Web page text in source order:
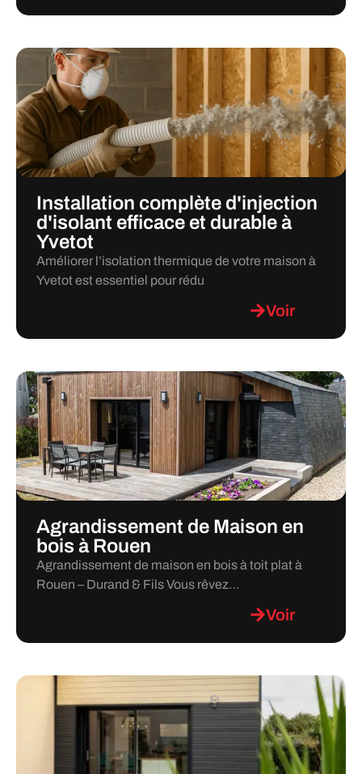
Installation complète d'injection
d'isolant efficace et durable à
Yvetot
Améliorer l’isolation thermique de votre maison à
Yvetot est essentiel pour rédu
Voir
Agrandissement de Maison en
bois à Rouen
Agrandissement de maison en bois à toit plat à
Rouen – Durand & Fils Vous rêvez…
Voir